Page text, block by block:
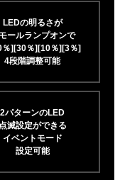
LEDの明るさが
ールランプオンで
％][30％][10％][3％]
4段階調整可能
2パターンのLED
点滅設定ができる
イベントモード
設定可能